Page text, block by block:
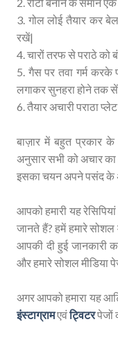
3. गोल लोई तैयार कर
रखें|
4. चारों तरफ से पराठे
5. गैस पर तवा गर्म करके
लगाकर सुनहरा होने तक
6. तैयार अचारी पराठा
बाज़ार में बहुत प्रकार
अनुसार सभी को अचार का
इसका चयन अपने पसंद के
आपको हमारी यह
जानते हैं? हमें हमारे
आपकी दी हुई जानकारी
और हमारे सोशल मीडिया
अगर आपको हमारा यह
इंस्टाग्रामएवंट्विटरपेजों